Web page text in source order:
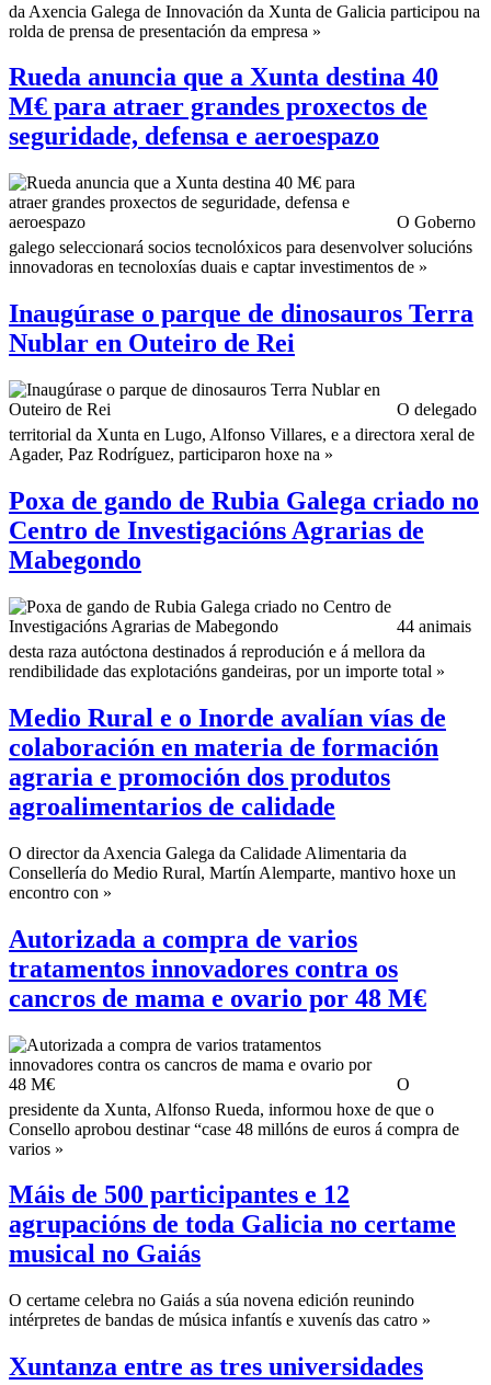
da Axencia Galega de Innovación da Xunta de Galicia participou na
rolda de prensa de presentación da empresa »
Rueda anuncia que a Xunta destina 40
M€ para atraer grandes proxectos de
seguridade, defensa e aeroespazo
O Goberno
galego seleccionará socios tecnolóxicos para desenvolver solucións
innovadoras en tecnoloxías duais e captar investimentos de »
Inaugúrase o parque de dinosauros Terra
Nublar en Outeiro de Rei
O delegado
territorial da Xunta en Lugo, Alfonso Villares, e a directora xeral de
Agader, Paz Rodríguez, participaron hoxe na »
Poxa de gando de Rubia Galega criado no
Centro de Investigacións Agrarias de
Mabegondo
44 animais
desta raza autóctona destinados á reprodución e á mellora da
rendibilidade das explotacións gandeiras, por un importe total »
Medio Rural e o Inorde avalían vías de
colaboración en materia de formación
agraria e promoción dos produtos
agroalimentarios de calidade
O director da Axencia Galega da Calidade Alimentaria da
Consellería do Medio Rural, Martín Alemparte, mantivo hoxe un
encontro con »
Autorizada a compra de varios
tratamentos innovadores contra os
cancros de mama e ovario por 48 M€
O
presidente da Xunta, Alfonso Rueda, informou hoxe de que o
Consello aprobou destinar “case 48 millóns de euros á compra de
varios »
Máis de 500 participantes e 12
agrupacións de toda Galicia no certame
musical no Gaiás
O certame celebra no Gaiás a súa novena edición reunindo
intérpretes de bandas de música infantís e xuvenís das catro »
Xuntanza entre as tres universidades